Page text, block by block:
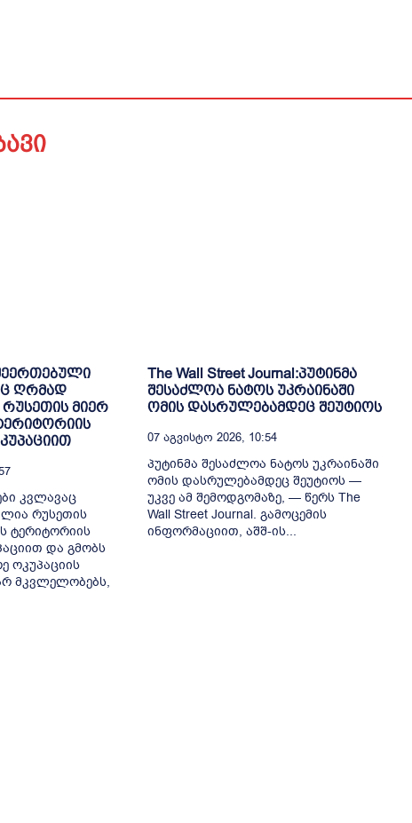
ღრმად
მიერ
კვლავაც
რუსეთის
ტერიტორიის
და გმობს
ოკუპაციის
მკვლელობებს,
The Wall Street Journal:პუტინმა
შესაძლოა ნატოს უკრაინაში
ომის დასრულებამდეც შეუტიოს
07 Აგვისტო 2026, 10:54
პუტინმა შესაძლოა ნატოს უკრაინაში
ომის დასრულებამდეც შეუტიოს —
უკვე ამ შემოდგომაზე, — წერს The
Wall Street Journal. გამოცემის
ინფორმაციით, აშშ-ის...